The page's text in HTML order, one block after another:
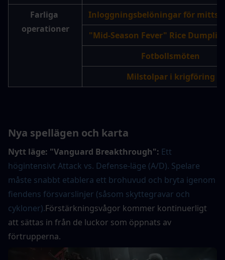
Farliga
operationer
Inloggningsbelöningar för
"Mid-Season Fever" Rice
Fotbollsmöten
Milstolpar i krigföring
Nya spellägen och karta
Nytt läge: "Vanguard Breakthrough": Ett
högintensivt Attack vs. Defense-läge (A/D). Spelare
måste snabbt etablera ett brohuvud och bryta igenom
fiendens försvarslinjer (såsom skyttegravar och
cykloner).Förstärkningsvågor kommer kontinuerligt
att sättas in från de luckor som öppnats av
förtrupperna.